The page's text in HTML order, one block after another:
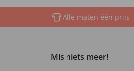
Alle maten één prijs
Mis niets meer!